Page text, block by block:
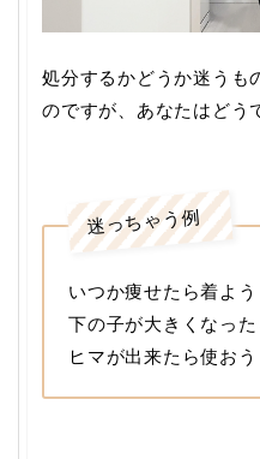
処分するかどうか迷うも
のですが、あなたはどう
迷っちゃう例
いつか痩せたら着よう
下の子が大きくなった
ヒマが出来たら使おう